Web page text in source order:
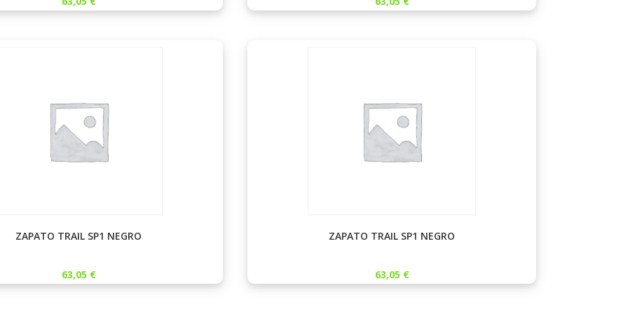
ZAPATO TRAIL SP1 NEGRO
63,05 €
ZAPATO TRAIL SP1 NEGRO
63,05 €